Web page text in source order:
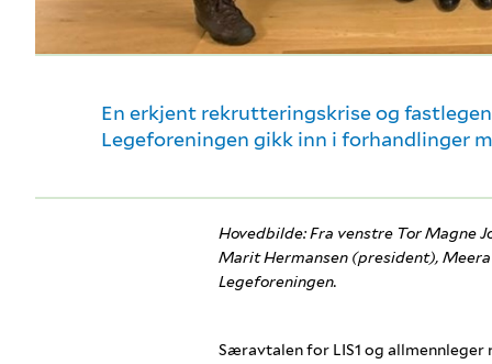
En erkjent rekrutteringskrise og
Legeforeningen gikk inn i forhandlinger
Hovedbilde:Fra venstre Tor Magne
Marit Hermansen (president),
Legeforeningen.
Særavtalen for LIS1 og